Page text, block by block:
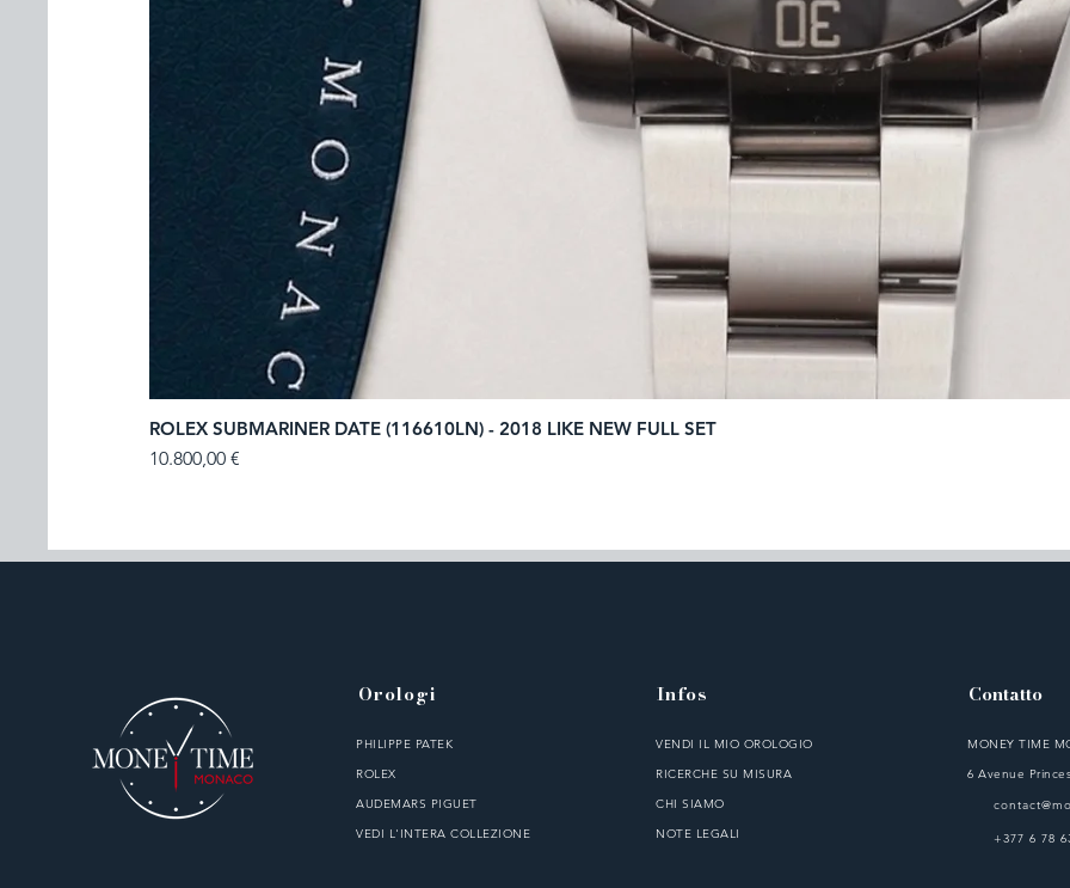
ROLEX SUBMARINER DATE (116610LN) - 2018 LIKE NEW FULL SET
Prezzo
10.800,00 €
Orologi
PHILIPPE PATEK
ROLEX
AUDEMARS PIGUET
VEDI L'INTERA COLLEZIONE
Infos
VENDI IL MIO OROLOGIO
RICERCHE SU MISURA
CHI SIAMO
NOTE LEGALI
Contatto
MONEY TIME
6 Avenue
+377 6 78